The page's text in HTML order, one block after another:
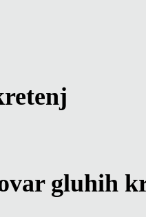
gluhih